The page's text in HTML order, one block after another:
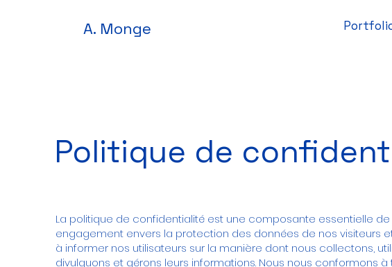
A. Monge
Politique de
La politique de confidentialité est une composante essentielle
engagement envers la protection des données de nos visiteurs et
à informer nos utilisateurs sur la manière dont nous collectons,
divulguons et gérons leurs informations. Nous nous conformons